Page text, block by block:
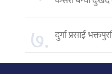
७. दुर्गा प्रसाईं